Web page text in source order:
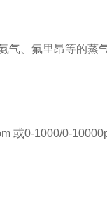
气、氟里昂等的蒸
或0-1000/0-